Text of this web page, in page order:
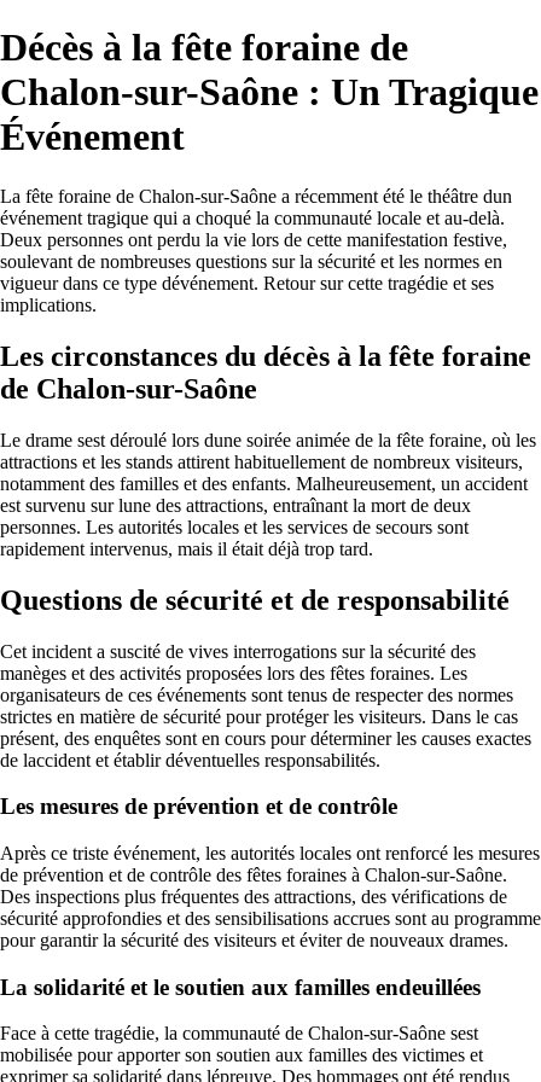
Décès à la fête foraine de
Chalon-sur-Saône : Un Tragique
Événement
La fête foraine de Chalon-sur-Saône a récemment été le théâtre dun
événement tragique qui a choqué la communauté locale et au-delà.
Deux personnes ont perdu la vie lors de cette manifestation festive,
soulevant de nombreuses questions sur la sécurité et les normes en
vigueur dans ce type dévénement. Retour sur cette tragédie et ses
implications.
Les circonstances du décès à la fête foraine
de Chalon-sur-Saône
Le drame sest déroulé lors dune soirée animée de la fête foraine, où les
attractions et les stands attirent habituellement de nombreux visiteurs,
notamment des familles et des enfants. Malheureusement, un accident
est survenu sur lune des attractions, entraînant la mort de deux
personnes. Les autorités locales et les services de secours sont
rapidement intervenus, mais il était déjà trop tard.
Questions de sécurité et de responsabilité
Cet incident a suscité de vives interrogations sur la sécurité des
manèges et des activités proposées lors des fêtes foraines. Les
organisateurs de ces événements sont tenus de respecter des normes
strictes en matière de sécurité pour protéger les visiteurs. Dans le cas
présent, des enquêtes sont en cours pour déterminer les causes exactes
de laccident et établir déventuelles responsabilités.
Les mesures de prévention et de contrôle
Après ce triste événement, les autorités locales ont renforcé les mesures
de prévention et de contrôle des fêtes foraines à Chalon-sur-Saône.
Des inspections plus fréquentes des attractions, des vérifications de
sécurité approfondies et des sensibilisations accrues sont au programme
pour garantir la sécurité des visiteurs et éviter de nouveaux drames.
La solidarité et le soutien aux familles endeuillées
Face à cette tragédie, la communauté de Chalon-sur-Saône sest
mobilisée pour apporter son soutien aux familles des victimes et
exprimer sa solidarité dans lépreuve. Des hommages ont été rendus